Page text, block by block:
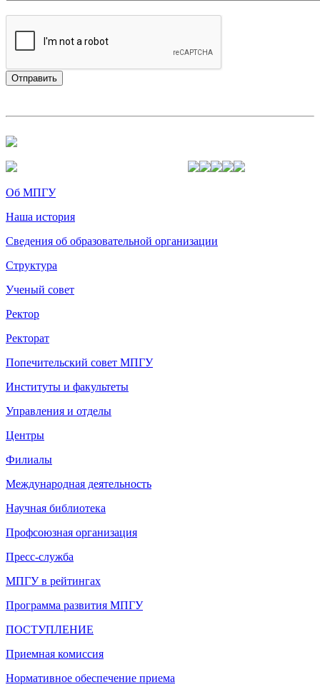
Об МПГУ
Наша история
Сведения об образовательной организации
Структура
Ученый совет
Ректор
Ректорат
Попечительский совет МПГУ
Институты и факультеты
Управления и отделы
Центры
Филиалы
Международная деятельность
Научная библиотека
Профсоюзная организация
Пресс-служба
МПГУ в рейтингах
Программа развития МПГУ
ПОСТУПЛЕНИЕ
Приемная комиссия
Нормативное обеспечение приема